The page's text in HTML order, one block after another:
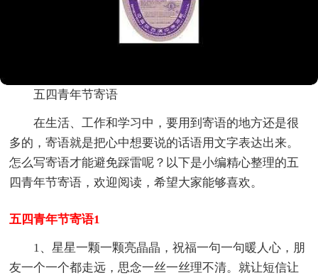
五四青年节寄语
在生活、工作和学习中，要用到寄语的地方还是很
多的，寄语就是把心中想要说的话语用文字表达出来。
怎么写寄语才能避免踩雷呢？以下是小编精心整理的五
四青年节寄语，欢迎阅读，希望大家能够喜欢。
五四青年节寄语1
1、星星一颗一颗亮晶晶，祝福一句一句暖人心，朋
友一个一个都走远，思念一丝一丝理不清。就让短信让